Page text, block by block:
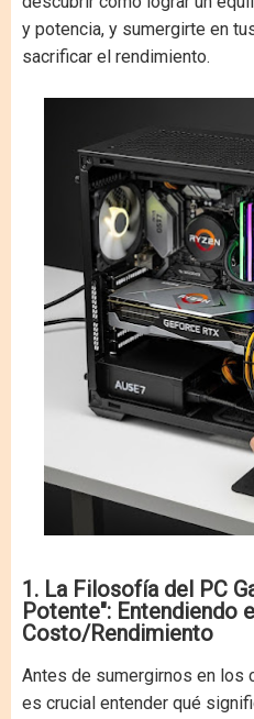
y potencia, y sumergirte en
sacrificar el rendimiento.
1. La Filosofía del PC
Potente": Entendiendo
Costo/Rendimiento
Antes de sumergirnos en los
es crucial entender qué